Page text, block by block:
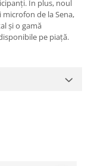
În plus, noul
de la Sena,
și o gamă
pe piață.